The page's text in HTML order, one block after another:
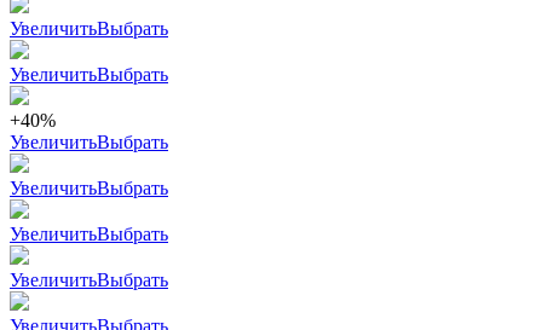
УвеличитьВыбрать
УвеличитьВыбрать
+40%
УвеличитьВыбрать
УвеличитьВыбрать
УвеличитьВыбрать
УвеличитьВыбрать